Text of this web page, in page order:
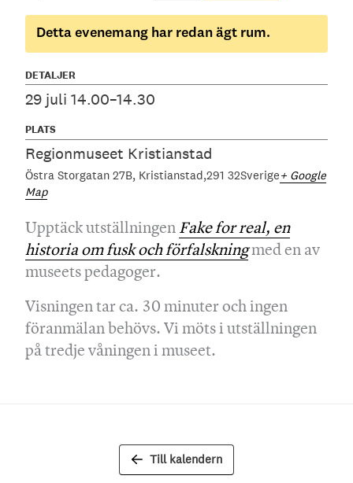
Detta evenemang har redan ägt rum.
Upptäck utställningen Fake for real, en
historia om fusk och förfalskningmed en av
museets pedagoger.
Visningen tar ca. 30 minuter och ingen
föranmälan behövs. Vi möts i utställningen
på tredje våningen i museet.
DETALJER
29 juli 14.00–14.30
PLATS
Regionmuseet Kristianstad
Östra Storgatan 27B Kristianstad 291 32Sverige+ Google
Map
Till kalendern